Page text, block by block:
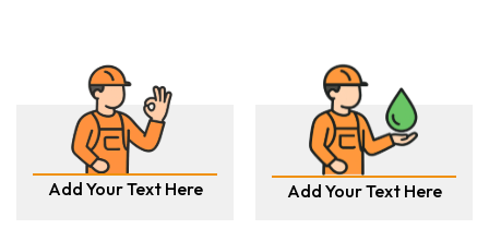
Add Your Text Here Add Your Text Here